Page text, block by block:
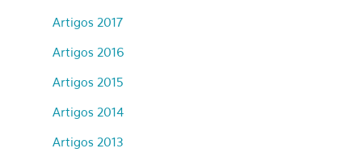
Artigos 2017
Artigos 2016
Artigos 2015
Artigos 2014
Artigos 2013